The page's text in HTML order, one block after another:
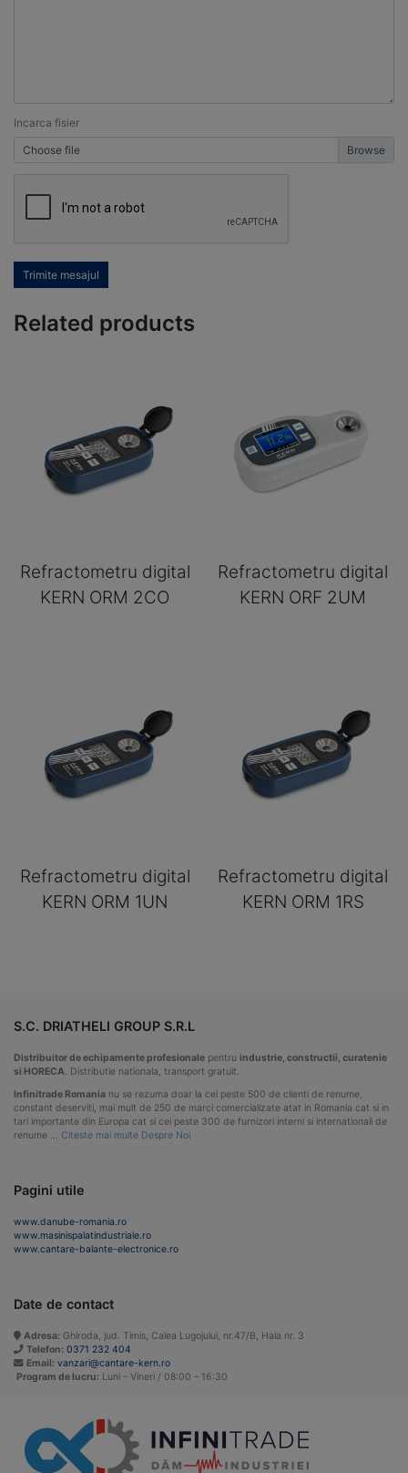
Incarca fisier
Choose file
Trimite mesajul
Related products
Refractometru digital
KERN ORM 2CO
Refractometru digital
KERN ORF 2UM
Refractometru digital
KERN ORM 1UN
Refractometru digital
KERN ORM 1RS
S.C. DRIATHELI GROUP S.R.L
Distribuitor de echipamente profesionale pentru industrie, constructii, curatenie
si HORECA. Distributie nationala, transport gratuit.
Infinitrade Romania nu se rezuma doar la cei peste 500 de clienti de renume,
constant deserviti, mai mult de 250 de marci comercializate atat in Romania cat si in
tari importante din Europa cat si cei peste 300 de furnizori interni si internationali de
renume … Citeste mai multe Despre Noi
Pagini utile
www.danube-romania.ro
www.masinispalatindustriale.ro
www.cantare-balante-electronice.ro
Date de contact
Adresa: Ghiroda, jud. Timis, Calea Lugojului, nr.47/B, Hala nr. 3
Telefon: 0371 232 404
Email: vanzari@cantare-kern.ro
Program de lucru: Luni – Vineri / 08:00 – 16:30